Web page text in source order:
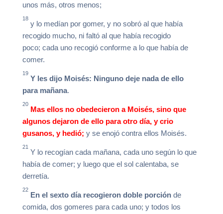
unos más, otros menos;
18
y lo medían por gomer, y no sobró al que había
recogido mucho, ni faltó al que había recogido
poco; cada uno recogió conforme a lo que había de
comer.
19
Y les dijo Moisés: Ninguno deje nada de ello
para mañana.
20
Mas ellos no obedecieron a Moisés, sino que
algunos dejaron de ello para otro día, y crio
gusanos, y hedió; y se enojó contra ellos Moisés.
21
Y lo recogían cada mañana, cada uno según lo que
había de comer; y luego que el sol calentaba, se
derretía.
22
En el sexto día recogieron doble porciónde
comida, dos gomeres para cada uno; y todos los